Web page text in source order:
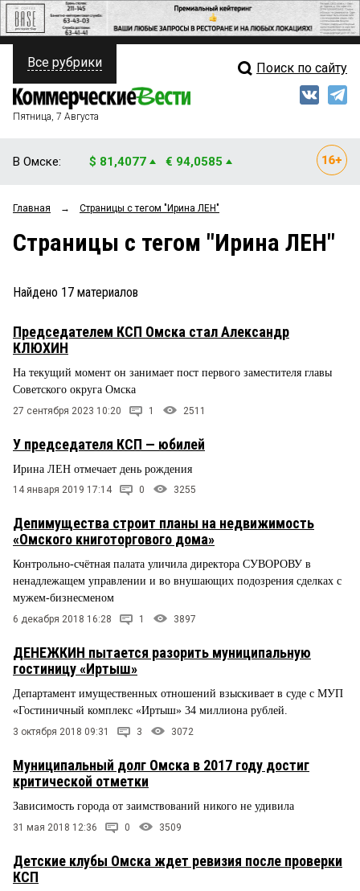
ПОЛИТИКА
ФИНАНСЫ
ОБЩЕСТВО
ЗАКОН
НОВОСТИ КОМПАНИЙ
Свежий выпуск
Мнения
Рейтинги
Все рубрики Поиск по сайту
Пятница, 7 Августа
В Омске: $ 81,4077 € 94,0585
Главная → Страницы c тегом "Ирина ЛЕН"
Страницы c тегом "Ирина ЛЕН"
Найдено 17 материалов
Председателем КСП Омска стал Александр
КЛЮХИН
На текущий момент он занимает пост первого заместителя главы
Советского округа Омска
27 сентября 2023 10:20 1 2511
У председателя КСП — юбилей
Ирина ЛЕН отмечает день рождения
14 января 2019 17:14 0 3255
Депимущества строит планы на недвижимость
«Омского книготоргового дома»
Контрольно-счётная палата уличила директора СУВОРОВУ в
ненадлежащем управлении и во внушающих подозрения сделках с
мужем-бизнесменом
6 декабря 2018 16:28 1 3897
ДЕНЕЖКИН пытается разорить муниципальную
гостиницу «Иртыш»
Департамент имущественных отношений взыскивает в суде с МУП
«Гостиничный комплекс «Иртыш» 34 миллиона рублей.
3 октября 2018 09:31 3 3072
Муниципальный долг Омска в 2017 году достиг
критической отметки
Зависимость города от заимствований никого не удивила
31 мая 2018 12:36 0 3509
Детские клубы Омска ждет ревизия после проверки
КСП